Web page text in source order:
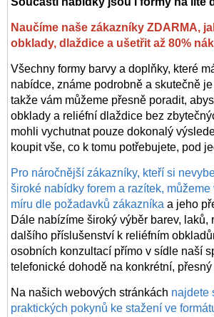
Naučíme naše zákazníky ZDARMA,
obklady, dlaždice a ušetřit až 80%
Všechny formy barvy a doplňky, které
nabídce, známe podrobně a skutečně
takže vám můžeme přesně poradit,
obklady a reliéfní dlaždice bez
mohli vychutnat pouze dokonalý
koupit vše, co k tomu potřebujete, pod
Pro náročnější zákazníky, kteří si
široké nabídky forem a razítek, můžeme
míru dle požadavků zákazníka a jeho
Dále nabízíme široký výběr barev, laků,
dalšího příslušenství k reliéfním
osobních konzultací přímo v sídle naší
telefonické dohodě na konkrétní, přesný
Na našich webových stránkách najdete
praktických pokynů ke stažení ve